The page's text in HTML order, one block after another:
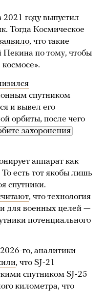
году выпустил
Тогда Космическое
, что такие
Пекина по тому, чтобы
космосе».
спутником
и вывел его
орбиты, после чего
захоронения
аппарат как
есть тот якобы лишь
спутники.
, что технология
для военных целей —
потенциального
го, аналитики
, что SJ-21
спутником SJ-25
километра, что